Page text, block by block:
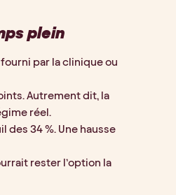
plein
par la clinique ou
Autrement dit, la
réel.
des 34 %. Une hausse
rester l’option la